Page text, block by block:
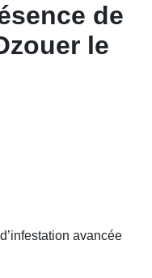
de
le
avancée